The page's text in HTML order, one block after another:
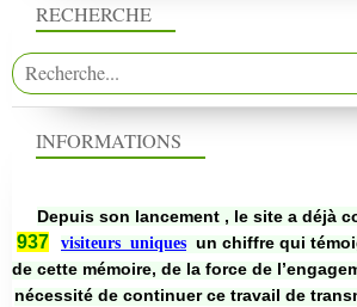
RECHERCHE
INFORMATIONS
Depuis son lancement , le site a déjà
937
visiteurs uniques un chiffre qui
de cette mémoire, de la force de
nécessité de continuer ce travail de